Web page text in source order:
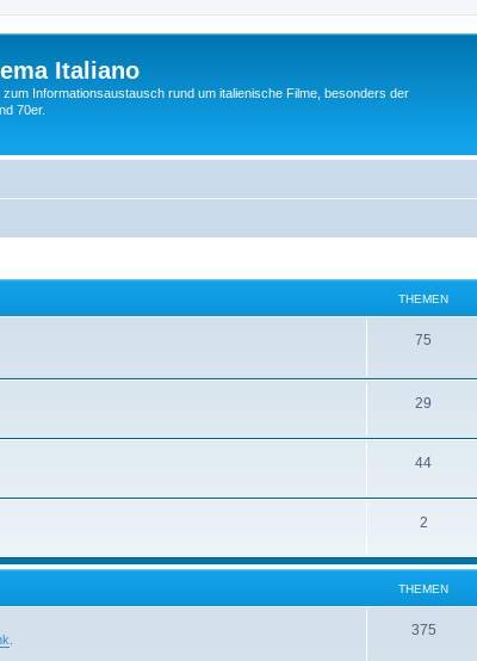
Italiano
zum Informationsaustausch rund um italienische Filme, besonders der
70er.
THEMEN
75
e
29
e
m
n
44T
m
e
2T
e
THEMEN
375T